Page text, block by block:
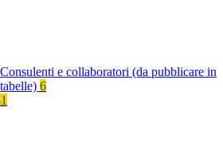
Consulenti e collaboratori (da pubblicare in
tabelle) 6